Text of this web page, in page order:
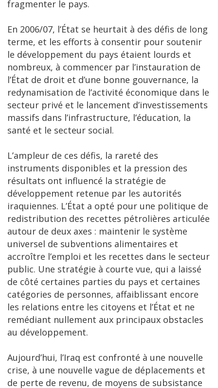
fragmenter le pays.
En 2006/07, l’État se heurtait à des défis de long
terme, et les efforts à consentir pour soutenir
le développement du pays étaient lourds et
nombreux, à commencer par l’instauration de
l’État de droit et d’une bonne gouvernance, la
redynamisation de l’activité économique dans le
secteur privé et le lancement d’investissements
massifs dans l’infrastructure, l’éducation, la
santé et le secteur social.
L’ampleur de ces défis, la rareté des
instruments disponibles et la pression des
résultats ont influencé la stratégie de
développement retenue par les autorités
iraquiennes. L’État a opté pour une politique de
redistribution des recettes pétrolières articulée
autour de deux axes : maintenir le système
universel de subventions alimentaires et
accroître l’emploi et les recettes dans le secteur
public. Une stratégie à courte vue, qui a laissé
de côté certaines parties du pays et certaines
catégories de personnes, affaiblissant encore
les relations entre les citoyens et l’État et ne
remédiant nullement aux principaux obstacles
au développement.
Aujourd’hui, l’Iraq est confronté à une nouvelle
crise, à une nouvelle vague de déplacements et
de perte de revenu, de moyens de subsistance